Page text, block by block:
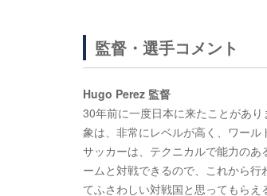
監督・選手コメント
Hugo Perez 監督
30年前に一度日本に来たことがあ
象は、非常にレベルが高く、ワー
サッカーは、テクニカルで能力の
ームと対戦できるので、これから
てふさわしい対戦国と思ってもらえ